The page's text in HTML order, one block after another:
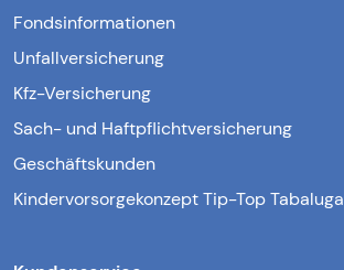
Fondsinformationen
Unfallversicherung
Kfz-Versicherung
Sach- und Haftpflichtversicherung
Geschäftskunden
Kindervorsorgekonzept Tip-Top Tabaluga